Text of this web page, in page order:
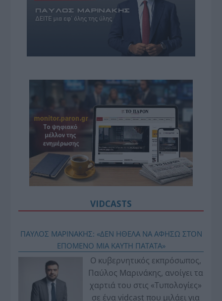
VIDCASTS
ΠΑΥΛΟΣ ΜΑΡΙΝΑΚΗΣ: «ΔΕΝ ΗΘΕΛΑ ΝΑ ΑΦΗΣΩ ΣΤΟΝ
ΕΠΟΜΕΝΟ ΜΙΑ ΚΑΥΤΗ ΠΑΤΑΤΑ»
Ο κυβερνητικός εκπρόσωπος,
Παύλος Μαρινάκης, ανοίγει τα
χαρτιά του στις «Τυπολογίες»
σε ένα vidcast που μιλάει για